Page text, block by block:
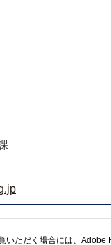
いただく場合には、Adobe